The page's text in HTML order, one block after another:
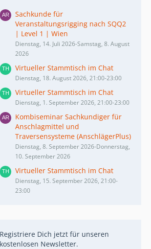
Sachkunde für
Veranstaltungsrigging nach SQQ2
| Level 1 | Wien
Dienstag, 14. Juli 2026-Samstag, 8. August
2026
Virtueller Stammtisch im Chat
Dienstag, 18. August 2026, 21:00-23:00
Virtueller Stammtisch im Chat
Dienstag, 1. September 2026, 21:00-23:00
Kombiseminar Sachkundiger für
Anschlagmittel und
Traversensysteme (AnschlägerPlus)
Dienstag, 8. September 2026-Donnerstag,
10. September 2026
Virtueller Stammtisch im Chat
Dienstag, 15. September 2026, 21:00-
23:00
Registriere Dich jetzt für unseren
kostenlosen Newsletter.